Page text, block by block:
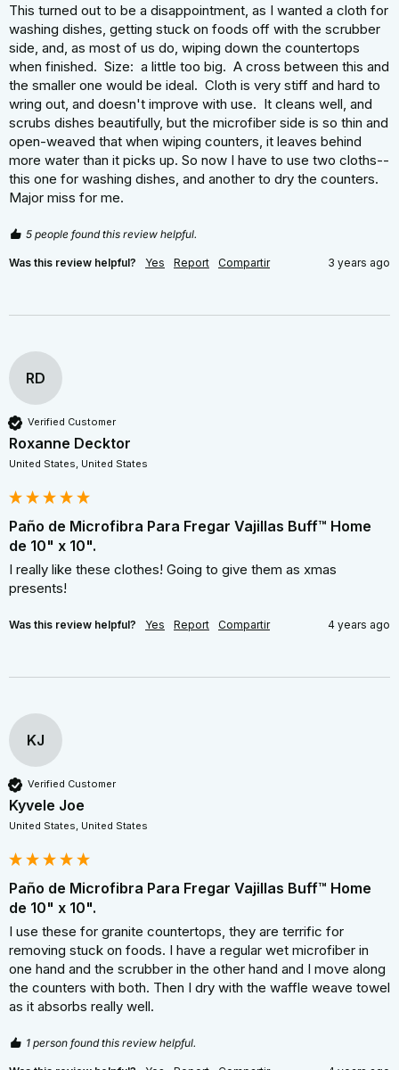
This turned out to be a disappointment, as I wanted a cloth for
washing dishes, getting stuck on foods off with the scrubber
side, and, as most of us do, wiping down the countertops
when finished.  Size:  a little too big.  A cross between this and
the smaller one would be ideal.  Cloth is very stiff and hard to
wring out, and doesn't improve with use.  It cleans well, and
scrubs dishes beautifully, but the microfiber side is so thin and
open-weaved that when wiping counters, it leaves behind
more water than it picks up. So now I have to use two cloths--
this one for washing dishes, and another to dry the counters.
Major miss for me.
5 people found this review helpful.
Was this review helpful? Yes Report Compartir 3 years ago
RD
Verified Customer
Roxanne Decktor
United States, United States
Paño de Microfibra Para Fregar Vajillas Buff™ Home
de 10" x 10".
I really like these clothes! Going to give them as xmas
presents!
Was this review helpful? Yes Report Compartir 4 years ago
KJ
Verified Customer
Kyvele Joe
United States, United States
Paño de Microfibra Para Fregar Vajillas Buff™ Home
de 10" x 10".
I use these for granite countertops, they are terrific for
removing stuck on foods. I have a regular wet microfiber in
one hand and the scrubber in the other hand and I move along
the counters with both. Then I dry with the waffle weave towel
as it absorbs really well.
1 person found this review helpful.